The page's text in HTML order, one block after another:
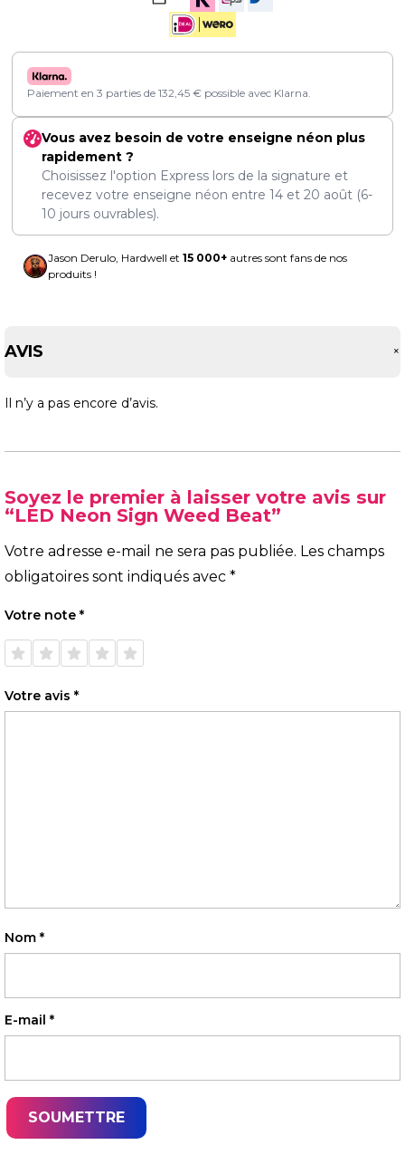
Paiement en 3 parties de 132,45 € possible avec Klarna.
Vous avez besoin de votre enseigne néon plus
rapidement ?
Choisissez l'option Express lors de la signature et
recevez votre enseigne néon entre 14 et 20 août (6-
10 jours ouvrables).
Jason Derulo, Hardwell et 15 000+ autres sont fans de nos
produits !
AVIS +
Il n’y a pas encore d’avis.
Soyez le premier à laisser votre avis sur
“LED Neon Sign Weed Beat”
Votre adresse e-mail ne sera pas publiée. Les champs
obligatoires sont indiqués avec *
Votre note *
1 étoile
sur 5
2 étoiles
sur 5
3 étoiles
sur 5
4 étoiles
sur 5
5 étoiles
sur 5
Votre avis *
Nom *
E-mail *